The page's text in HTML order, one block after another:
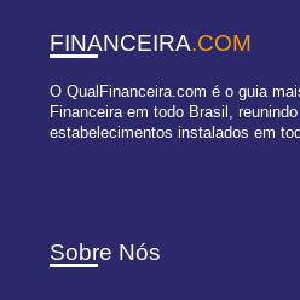
FINANCEIRA.COM
O QualFinanceira.com é o guia
Financeira em todo Brasil,
estabelecimentos instalados em
Sobre Nós